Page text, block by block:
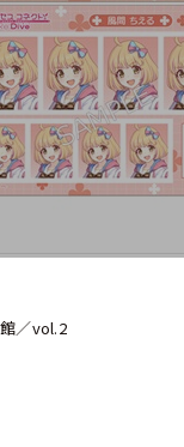
／vol.2